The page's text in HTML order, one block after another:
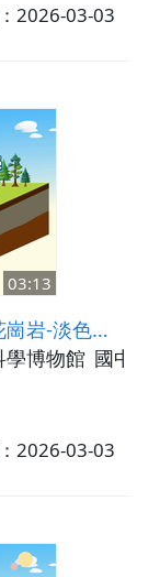
2026-03-03
03:13
(石英、長石)
博物館 國中7-
2026-03-03